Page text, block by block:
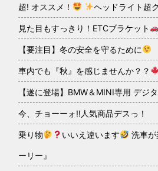
超! オススメ！ ヘッドライト超
見た目もすっきり！ETCブラケット
【要注目】冬の安全を守るために
車内でも『秋』を感じませんか？？
【遂に登場】BMW＆MINI専用 デジ
今、チョーーォ!!人気商品デスっ！
乗り物 いいえ違います 洗車が
ーリー』